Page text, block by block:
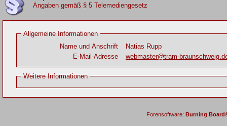
Angaben gemäß § 5 Telemediengesetz
Allgemeine Informationen
Name und Anschrift
Natias Rupp
E-Mail-Adresse
webmaster@tram-
Weitere Informationen
Forensoftware: Burning